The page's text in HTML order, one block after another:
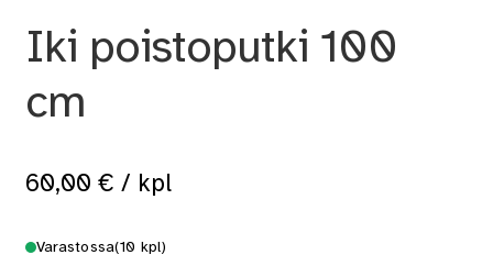
Iki poistoputki 100
cm
60,00 € / kpl
Varastossa(10 kpl)